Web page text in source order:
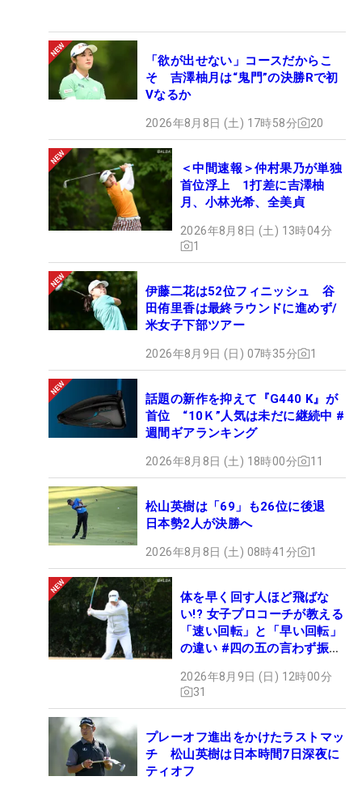
「欲が出せない」コースだからこ
そ 吉澤柚月は“鬼門”の決勝Rで初
Vなるか
2026年8月8日 (土) 17時58分 20
＜中間速報＞仲村果乃が単独
首位浮上 1打差に吉澤柚
月、小林光希、全美貞
2026年8月8日 (土) 13時04分
1
伊藤二花は52位フィニッシュ 谷
田侑里香は最終ラウンドに進めず/
米女子下部ツアー
2026年8月9日 (日) 07時35分 1
話題の新作を抑えて『G440 K』が
首位 “10Ｋ”人気は未だに継続中 #
週間ギアランキング
2026年8月8日 (土) 18時00分 11
松山英樹は「69」も26位に後退
日本勢2人が決勝へ
2026年8月8日 (土) 08時41分 1
体を早く回す人ほど飛ばな
い!? 女子プロコーチが教える
「速い回転」と「早い回転」
の違い #四の五の言わず振り
2026年8月9日 (日) 12時00分
31
プレーオフ進出をかけたラストマッ
チ 松山英樹は日本時間7日深夜に
ティオフ